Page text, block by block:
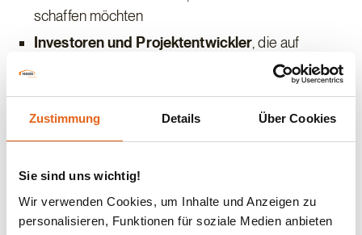
Zustimmung Details Über Cookies
Sie sind uns wichtig!
Wir verwenden Cookies, um Inhalte und Anzeigen zu
personalisieren, Funktionen für soziale Medien anbieten
schaffen möchten
Investoren und Projektentwickler, die auf
zügige Entscheidungen angewiesen sind
, die sich mehr Klarheit und
kürzere Wege im Genehmigungsprozess
Lösungen an, die genau auf das zugeschnitten sind,